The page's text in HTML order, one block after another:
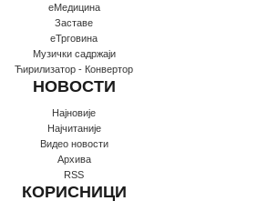
еМедицина
Заставе
еТрговина
Музички садржаји
Ћирилизатор - Конвертор
НОВОСТИ
Најновије
Најчитаније
Видео новости
Архива
RSS
КОРИСНИЦИ